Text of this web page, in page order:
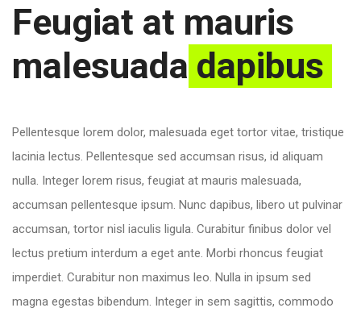
Feugiat at mauris
malesuada dapibus
Pellentesque lorem dolor, malesuada eget tortor vitae, tristique
lacinia lectus. Pellentesque sed accumsan risus, id aliquam
nulla. Integer lorem risus, feugiat at mauris malesuada,
accumsan pellentesque ipsum. Nunc dapibus, libero ut pulvinar
accumsan, tortor nisl iaculis ligula. Curabitur finibus dolor vel
lectus pretium interdum a eget ante. Morbi rhoncus feugiat
imperdiet. Curabitur non maximus leo. Nulla in ipsum sed
magna egestas bibendum. Integer in sem sagittis, commodo